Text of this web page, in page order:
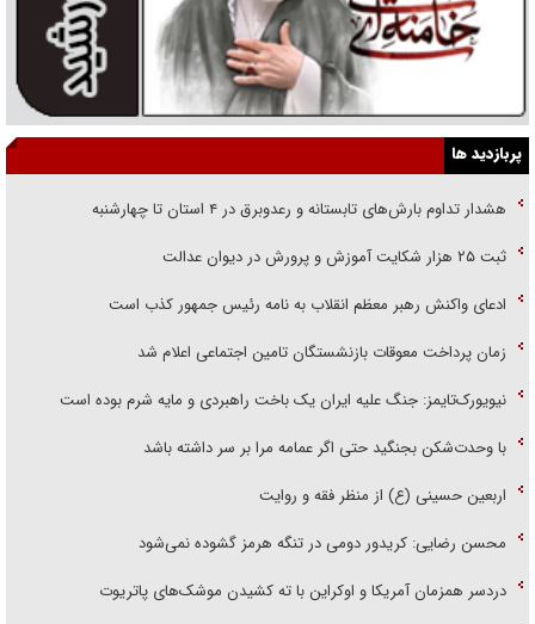
پربازدید ها
هشدار تداوم بارش‌های تابستانه و رعدوبرق در ۴ استان تا چهارشنبه
ثبت ۲۵ هزار شکایت آموزش و پرورش در دیوان عدالت
ادعای واکنش رهبر معظم انقلاب به نامه رئیس جمهور کذب است
زمان پرداخت معوقات بازنشستگان تامین اجتماعی اعلام شد
نیویورک‌تایمز: جنگ علیه ایران یک باخت راهبردی و مایه شرم بوده است
با وحدت‌شکن بجنگید حتی اگر عمامه مرا بر سر داشته باشد
اربعین حسینی (ع) از منظر فقه و روایت
محسن رضایی: کریدور دومی در تنگه هرمز گشوده نمی‌شود
دردسر همزمان آمریکا و اوکراین با ته کشیدن موشک‌های پاتریوت